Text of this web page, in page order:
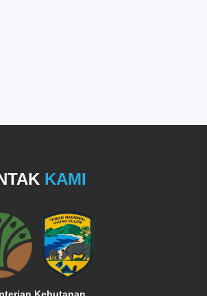
KAMI
Kehutanan